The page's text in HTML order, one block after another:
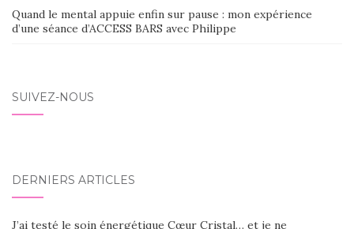
Quand le mental appuie enfin sur pause : mon expérience
d’une séance d’ACCESS BARS avec Philippe
SUIVEZ-NOUS
DERNIERS ARTICLES
J’ai testé le soin énergétique Cœur Cristal… et je ne